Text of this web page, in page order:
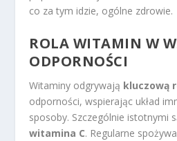
co za tym idzie, ogólne zdrowie.
ROLA WITAMIN W
ODPORNOŚCI
Witaminy odgrywają kluczową
odporności, wspierając układ
sposoby. Szczególnie istotnymi
witamina C. Regularne